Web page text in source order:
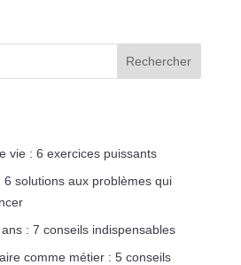
Rechercher
vie : 6 exercices puissants
solutions aux problèmes qui
: 7 conseils indispensables
comme métier : 5 conseils